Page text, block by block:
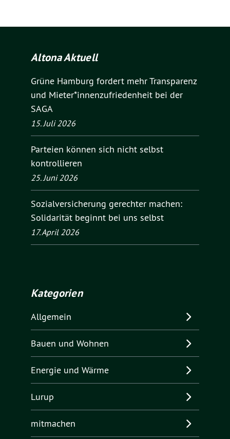
Altona Aktuell
Grüne Hamburg fordert mehr Transparenz
und Mieter*innenzufriedenheit bei der
SAGA
15. Juli 2026
Parteien können sich nicht selbst
kontrollieren
25. Juni 2026
Sozialversicherung gerechter machen:
Solidarität beginnt bei uns selbst
17. April 2026
Kategorien
Allgemein
Bauen und Wohnen
Energie und Wärme
Lurup
mitmachen